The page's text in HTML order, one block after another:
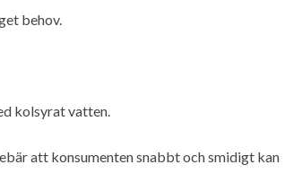
behov.
kolsyrat vatten.
att konsumenten snabbt och smidigt kan